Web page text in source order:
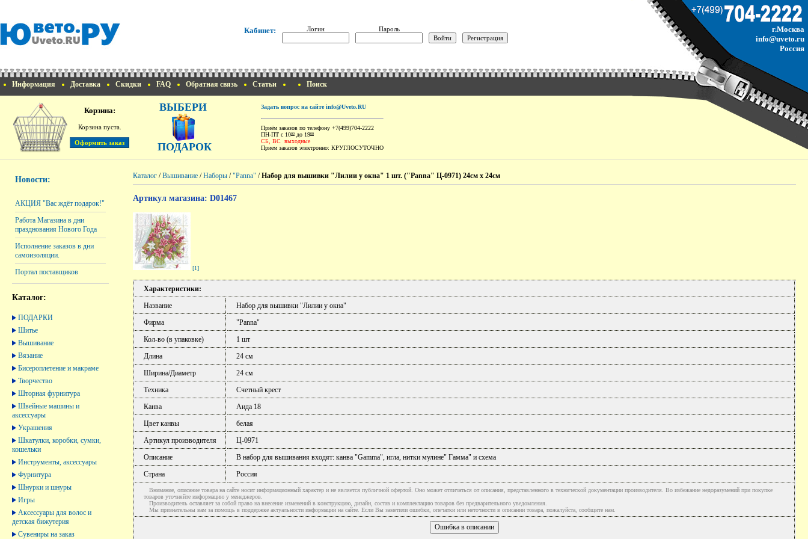
Кабинет: Логин Пароль
г.Москва
info@uveto.ru
Россия
Информация Доставка Скидки FAQ Обратная связь Статьи Поиск
Корзина:
Корзина пуста.
ВЫБЕРИ
ПОДАРОК
Задать вопрос на сайте info@Uveto.RU
Приём заказов по телефону +7(499)704-2222
ПН-ПТ с 1000 до 1900
СБ, ВС выходные
Прием заказов электронно: КРУГЛОСУТОЧНО
Новости:
АКЦИЯ "Вас ждёт подарок!"
Работа Магазина в дни
празднования Нового Года
Исполнение заказов в дни
самоизоляции.
Портал поставщиков
Каталог:
ПОДАРКИ
Шитье
Вышивание
Вязание
Бисероплетение и макраме
Творчество
Шторная фурнитура
Швейные машины и
аксессуары
Украшения
Шкатулки, коробки, сумки,
кошельки
Инструменты, аксессуары
Фурнитура
Шнурки и шнуры
Игры
Аксессуары для волос и
детская бижутерия
Сувениры на заказ
Каталог /Вышивание /Наборы /"Panna" /Набор для вышивки "Лилии у окна" 1 шт. ("Panna" Ц-0971) 24см х 24см
Артикул магазина: D01467
[1]
Характеристики:
Название
Набор для вышивки "Лилии у окна"
Фирма
"Panna"
Кол-во (в упаковке)
1 шт
Длина
24 см
Ширина/Диаметр
24 см
Техника
Счетный крест
Канва
Аида 18
Цвет канвы
белая
Артикул производителя
Ц-0971
Описание
В набор для вышивания входят: канва "Gamma", игла, нитки мулине" Гамма" и схема
Страна
Россия
Внимание, описание товара на сайте носит информационный характер и не является публичной офертой. Оно может отличаться от описания, представленного в технической документации производителя. Во избежание недоразумений при покупке
товаров уточняйте информацию у менеджеров.
Производитель оставляет за собой право на внесение изменений в конструкцию, дизайн, состав и комплектацию товаров без предварительного уведомления.
Мы признательны вам за помощь в поддержке актуальности информации на сайте. Если Вы заметили ошибки, опечатки или неточности в описании товара, пожалуйста, сообщите нам.